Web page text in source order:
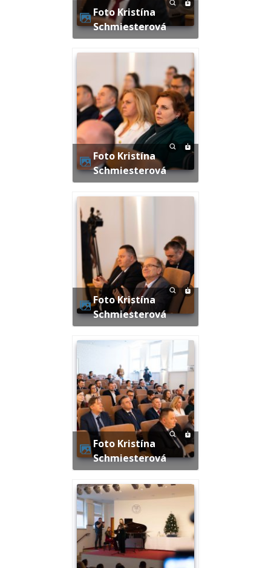
Foto Kristína
Schmiesterová
Foto Kristína
Schmiesterová
Foto Kristína
Schmiesterová
Foto Kristína
Schmiesterová